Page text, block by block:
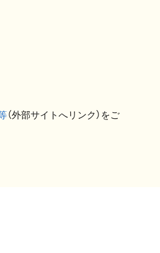
（外部サイトへリンク）をご